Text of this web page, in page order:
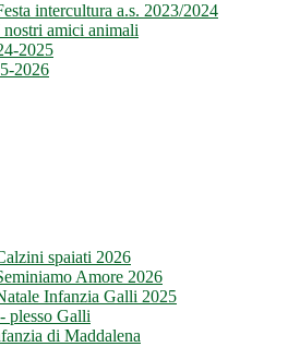
intercultura a.s. 2023/2024
nostri amici animali
2025
2026
spaiati 2026
Amore 2026
Infanzia Galli 2025
plesso Galli
di Maddalena